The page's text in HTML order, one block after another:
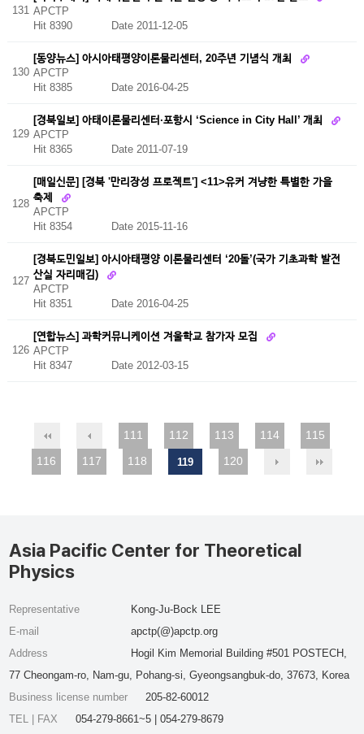
131 APCTP
Hit 8390
Date 2011-12-05
130
[동양뉴스] 아시아태평양이론물리센터, 20주년 기념식 개최
APCTP
Hit 8385
Date 2016-04-25
129
[경북일보] 아태이론물리센터·포항시 ‘Science in City Hall’ 개최
APCTP
Hit 8365
Date 2011-07-19
128
[매일신문] [경북 '만리장성 프로젝트'] <11>유커 겨냥한 특별한 가을
축제
APCTP
Hit 8354 Date 2015-11-16
127
[경북도민일보] 아시아태평양 이론물리센터 ‘20돌’(국가 기초과학 발전
산실 자리매김)
APCTP
Hit 8351 Date 2016-04-25
126
[연합뉴스] 과학커뮤니케이션 겨울학교 참가자 모집
APCTP
Hit 8347
Date 2012-03-15
111 112 113 114
115
116
117 118 119 120
Asia Pacific Center for Theoretical
Physics
Representative
Kong-Ju-Bock LEE
E-mail
apctp(@)apctp.org
Address
Hogil Kim Memorial Building #501 POSTECH,
77 Cheongam-ro, Nam-gu, Pohang-si, Gyeongsangbuk-do, 37673, Korea
Business license number
205-82-60012
TEL | FAX
054-279-8661~5 | 054-279-8679